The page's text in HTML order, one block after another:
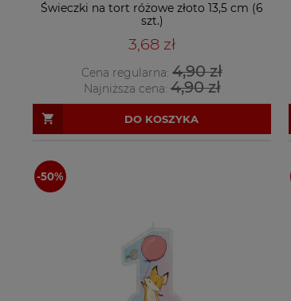
Świeczki na tort różowe złoto 13,5 cm (6
szt.)
3,68 zł
Cena regularna: 4,90 zł
Najniższa cena:4,90 zł
DO KOSZYKA